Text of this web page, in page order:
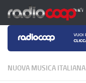
Salta al contenuto
NUOVA MUSICA ITALIANA